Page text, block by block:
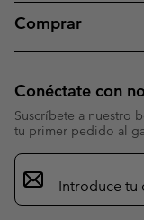
Comprar
Conéctate con
Suscríbete a nuestro
tu primer pedido al
Suscripción
de
correo